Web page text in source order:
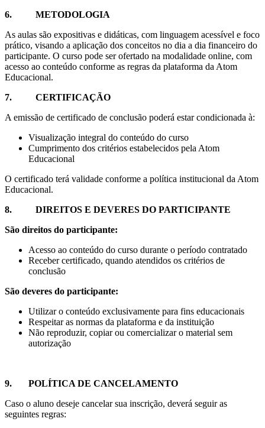
6. METODOLOGIA
As aulas são expositivas e didáticas, com linguagem acessível e foco
prático, visando a aplicação dos conceitos no dia a dia financeiro do
participante. O curso pode ser ofertado na modalidade online, com
acesso ao conteúdo conforme as regras da plataforma da Atom
Educacional.
7. CERTIFICAÇÃO
A emissão de certificado de conclusão poderá estar condicionada à:
Visualização integral do conteúdo do curso
Cumprimento dos critérios estabelecidos pela Atom
Educacional
O certificado terá validade conforme a política institucional da Atom
Educacional.
8. DIREITOS E DEVERES DO PARTICIPANTE
São direitos do participante:
Acesso ao conteúdo do curso durante o período contratado
Receber certificado, quando atendidos os critérios de
conclusão
São deveres do participante:
Utilizar o conteúdo exclusivamente para fins educacionais
Respeitar as normas da plataforma e da instituição
Não reproduzir, copiar ou comercializar o material sem
autorização
9. POLÍTICA DE CANCELAMENTO
Caso o aluno deseje cancelar sua inscrição, deverá seguir as
seguintes regras: